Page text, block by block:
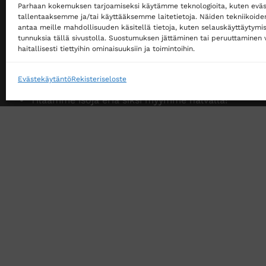
Parhaan kokemuksen tarjoamiseksi käytämme teknologioita, kuten
tallentaaksemme ja/tai käyttääksemme laitetietoja. Näiden
antaa meille mahdollisuuden käsitellä tietoja, kuten
tunnuksia tällä sivustolla. Suostumuksen jättäminen tai peruuttaminen
haitallisesti tiettyihin ominaisuuksiin ja toimintoihin.
EvästekäytäntöRekisteriseloste
Ostaminen ei edellytä rekisteröitymistä
Ilmainen toimitus noutopisteeseen yli 200 €
tilauksille!
tilauksille!
Tilaamme isoja eriä siksi myymme halvalla!